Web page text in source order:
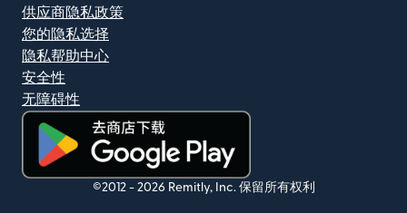
供应商隐私政策
您的隐私选择
隐私帮助中心
安全性
无障碍性
（在新窗口中打开）
©2012 - 2026 Remitly, Inc. 保留所有权利